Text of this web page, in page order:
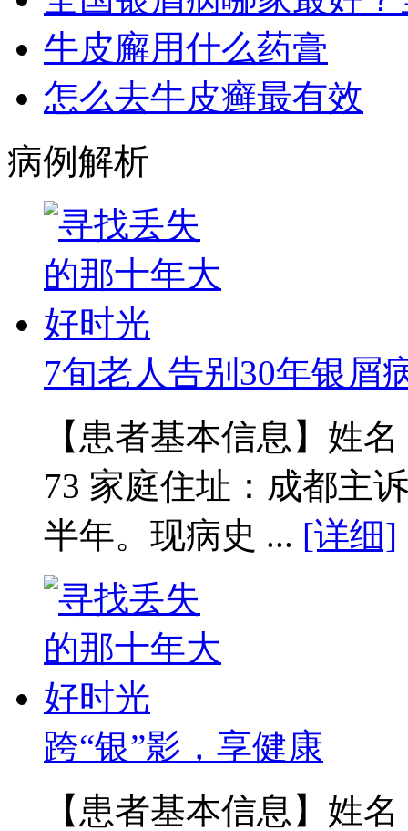
牛皮廨用什么药膏
怎么去牛皮癣最有效
病例解析
7旬老人告别30年银屑
【患者基本信息】姓
73 家庭住址：成都主
半年。现病史 ... [详细]
跨“银”影，享健康
【患者基本信息】姓